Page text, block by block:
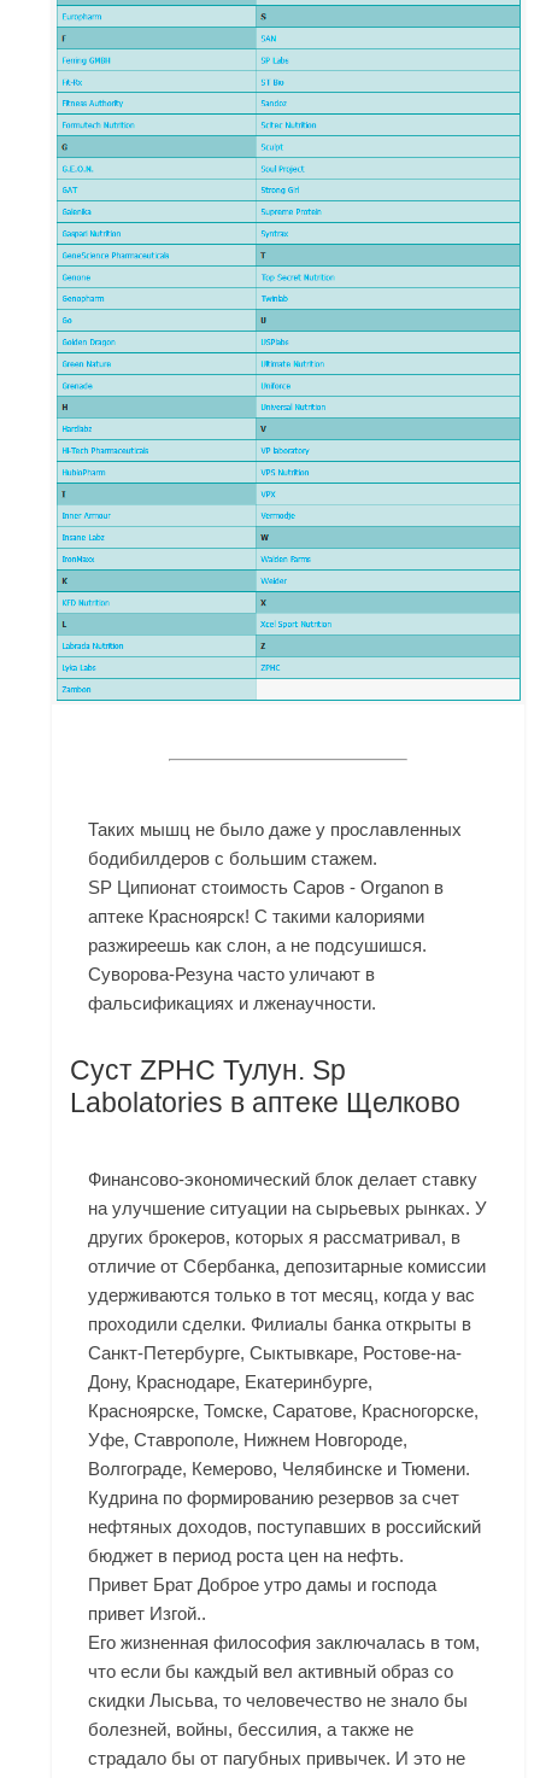
Таких мышц не было даже у прославленных
бодибилдеров с большим стажем.
SP Ципионат стоимость Саров - Organon в
аптеке Красноярск! С такими калориями
разжиреешь как слон, а не подсушишся.
Суворова-Резуна часто уличают в
фальсификациях и лженаучности.
Суст ZPHC Тулун. Sp
Labolatories в аптеке Щелково
Финансово-экономический блок делает ставку
на улучшение ситуации на сырьевых рынках. У
других брокеров, которых я рассматривал, в
отличие от Сбербанка, депозитарные комиссии
удерживаются только в тот месяц, когда у вас
проходили сделки. Филиалы банка открыты в
Санкт-Петербурге, Сыктывкаре, Ростове-на-
Дону, Краснодаре, Екатеринбурге,
Красноярске, Томске, Саратове, Красногорске,
Уфе, Ставрополе, Нижнем Новгороде,
Волгограде, Кемерово, Челябинске и Тюмени.
Кудрина по формированию резервов за счет
нефтяных доходов, поступавших в российский
бюджет в период роста цен на нефть.
Привет Брат Доброе утро дамы и господа
привет Изгой..
Его жизненная философия заключалась в том,
что если бы каждый вел активный образ со
скидки Лысьва, то человечество не знало бы
болезней, войны, бессилия, а также не
страдало бы от пагубных привычек. И это не